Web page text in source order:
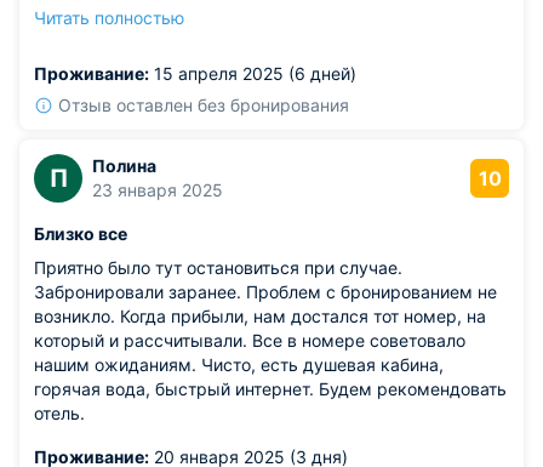
пять. Внутри чисто, свежо, приятно находиться.
Подходит для тех, кто ищет что-то необычное и уютное.
Из недостатков: в душевой напор воды мог бы быть
Читать полностью
Проживание: 15 апреля 2025 (6 дней)
Отзыв оставлен без бронирования
П
Полина
23 января 2025
10
Близко все
Приятно было тут остановиться при случае.
Забронировали заранее. Проблем с бронированием не
возникло. Когда прибыли, нам достался тот номер, на
который и рассчитывали. Все в номере советовало
нашим ожиданиям. Чисто, есть душевая кабина,
горячая вода, быстрый интернет. Будем рекомендовать
отель.
Проживание: 20 января 2025 (3 дня)